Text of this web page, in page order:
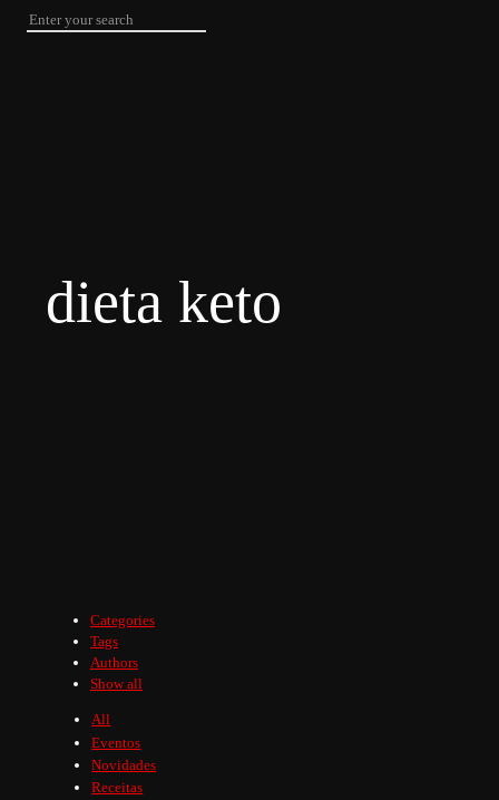
dieta keto
Categories
Tags
Authors
Show all
All
Eventos
Novidades
Receitas